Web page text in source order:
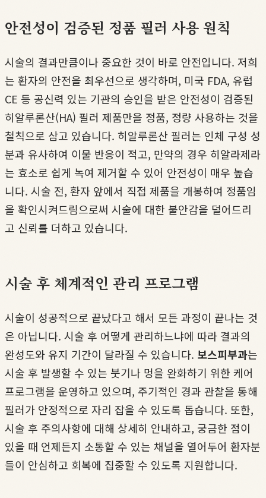
안전성이 검증된 정품 필러 사용 원칙
시술의 결과만큼이나 중요한 것이 바로 안전입니다. 저희
는 환자의 안전을 최우선으로 생각하며, 미국 FDA, 유럽
CE 등 공신력 있는 기관의 승인을 받은 안전성이 검증된
히알루론산(HA) 필러 제품만을 정품, 정량 사용하는 것을
철칙으로 삼고 있습니다. 히알루론산 필러는 인체 구성 성
분과 유사하여 이물 반응이 적고, 만약의 경우 히알라제라
는 효소로 쉽게 녹여 제거할 수 있어 안전성이 매우 높습
니다. 시술 전, 환자 앞에서 직접 제품을 개봉하여 정품임
을 확인시켜드림으로써 시술에 대한 불안감을 덜어드리
고 신뢰를 더하고 있습니다.
시술 후 체계적인 관리 프로그램
시술이 성공적으로 끝났다고 해서 모든 과정이 끝나는 것
은 아닙니다. 시술 후 어떻게 관리하느냐에 따라 결과의
완성도와 유지 기간이 달라질 수 있습니다. 보스피부과는
시술 후 발생할 수 있는 붓기나 멍을 완화하기 위한 케어
프로그램을 운영하고 있으며, 주기적인 경과 관찰을 통해
필러가 안정적으로 자리 잡을 수 있도록 돕습니다. 또한,
시술 후 주의사항에 대해 상세히 안내하고, 궁금한 점이
있을 때 언제든지 소통할 수 있는 채널을 열어두어 환자분
들이 안심하고 회복에 집중할 수 있도록 지원합니다.